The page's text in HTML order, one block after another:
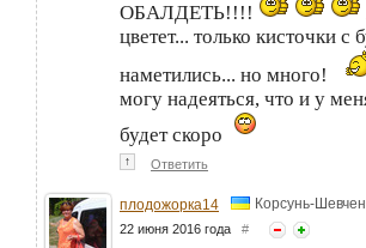
ОБАЛДЕТЬ!!!!
цветет... только кисточки с
наметились... но много!
могу надеяться, что и у
будет скоро
↑ Ответить
плодожорка14 Корсунь-
22 июня 2016 года #